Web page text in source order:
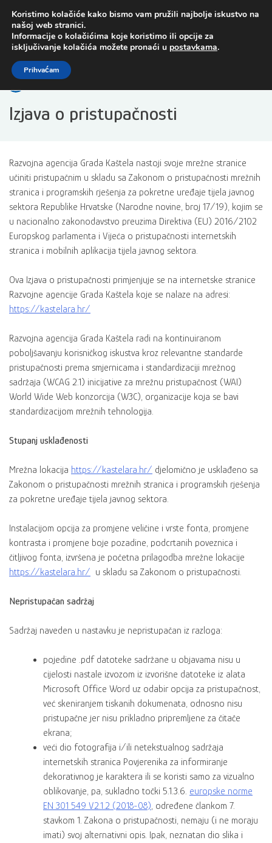
Open toolbar
sadržaj
Izjava o pristupačnosti
Razvojna agencija Grada Kaštela nastoji svoje mrežne stranice
učiniti pristupačnim u skladu sa Zakonom o pristupačnosti mrežnih
stranica i programskih rješenja za pokretne uređaje tijela javnog
sektora Republike Hrvatske (Narodne novine, broj 17/19), kojim se
u nacionalno zakonodavstvo preuzima Direktiva (EU) 2016/2102
Europskog parlamenta i Vijeća o pristupačnosti internetskih
stranica i mobilnih aplikacija tijela javnog sektora.
Ova Izjava o pristupačnosti primjenjuje se na internetske stranice
Razvojne agencije Grada Kaštela koje se nalaze na adresi:
https://kastelara.hr/
Razvojna agencija Grada Kaštela radi na kontinuiranom
poboljšavanju korisničkog iskustva kroz relevantne standarde
pristupačnosti prema smjernicama i standardizaciji mrežnog
sadržaja (WCAG 2.1) inicijative za mrežnu pristupačnost (WAI)
World Wide Web konzorcija (W3C), organizacije koja se bavi
standardizacijom mrežnih tehnologija.
Stupanj usklađenosti
Mrežna lokacija https://kastelara.hr/ djelomično je usklađeno sa
Zakonom o pristupačnosti mrežnih stranica i programskih rješenja
za pokretne uređaje tijela javnog sektora.
Instalacijom opcija za promjene veličine i vrste fonta, promjene
kontrasta i promjene boje pozadine, podcrtanih poveznica i
čitljivog fonta, izvršena je početna prilagodba mrežne lokacije
https://kastelara.hr/ u skladu sa Zakonom o pristupačnosti.
Nepristupačan sadržaj
Sadržaj naveden u nastavku je nepristupačan iz razloga:
pojedine .pdf datoteke sadržane u objavama nisu u
cijelosti nastale izvozom iz izvorišne datoteke iz alata
Microsoft Office Word uz odabir opcija za pristupačnost,
već skeniranjem tiskanih dokumenata, odnosno nisu
pristupačne jer nisu prikladno pripremljene za čitače
ekrana;
veći dio fotografija i/ili netekstualnog sadržaja
internetskih stranica Povjerenika za informiranje
dekorativnog je karaktera ili se koristi samo za vizualno
oblikovanje, pa, sukladno točki 5.1.3.6. europske norme
EN 301 549 V2.1.2 (2018-08), određene člankom 7.
stavkom 1. Zakona o pristupačnosti, nemaju (i ne moraju
imati) svoj alternativni opis. Ipak, neznatan dio slika i
Koristimo kolačiće kako bismo vam pružili najbolje iskustvo na
našoj web stranici.
Informacije o kolačićima koje koristimo ili opcije za
isključivanje kolačića možete pronaći u postavkama.
Prihvaćam